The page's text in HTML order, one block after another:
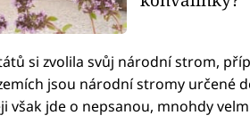
si zvolila svůj národní strom,
jsou národní stromy určené
však jde o nepsanou, mnohdy